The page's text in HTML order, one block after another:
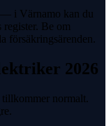
— i Värnamo kan du
Be om
försäkringsärenden.
2026
normalt.